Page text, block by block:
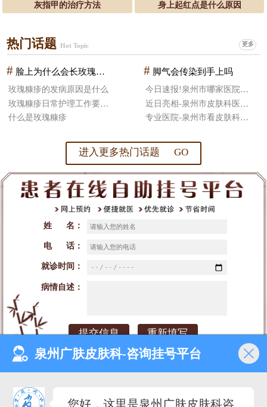
灰指甲的治疗方法 身上起红点是什么原因
热门话题 Hot Topic 更多
# 脸上为什么会长玫瑰糠疹
玫瑰糠疹的发病原因是什么
什么是玫瑰糠疹
# 脚气会传染到手上吗
专业医院-泉州市看皮肤科医院比较好
进入更多热门话题 GO
姓 名：
电 话：
就诊时间：
病情自述：
泉州广肤皮肤科-咨询挂号平台
您好，这里是泉州广肤皮肤科咨